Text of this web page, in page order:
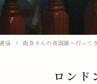
信 阪急さんの英国展へ行って
ロンド